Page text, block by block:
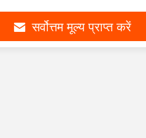
सर्वोत्तम मूल्य प्राप्त करें